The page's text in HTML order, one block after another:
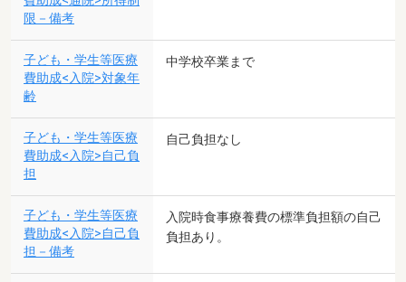
限－備考
子ども・学生等医療
費助成<入院>対象年
齢
中学校卒業まで
子ども・学生等医療
費助成<入院>自己負
担
自己負担なし
子ども・学生等医療
費助成<入院>自己負
担－備考
入院時食事療養費の標準負担額の自己
負担あり。